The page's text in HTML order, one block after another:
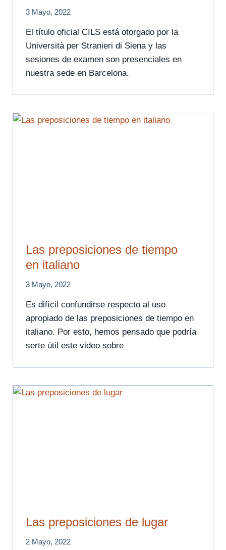
3 Mayo, 2022
El título oficial CILS está otorgado por la
Università per Stranieri di Siena y las
sesiones de examen son presenciales en
nuestra sede en Barcelona.
Las preposiciones de tiempo
en italiano
3 Mayo, 2022
Es difícil confundirse respecto al uso
apropiado de las preposiciones de tiempo en
italiano. Por esto, hemos pensado que podría
serte útil este video sobre
Las preposiciones de lugar
2 Mayo, 2022